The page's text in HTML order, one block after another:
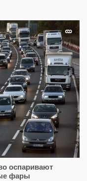
оспаривают
фары